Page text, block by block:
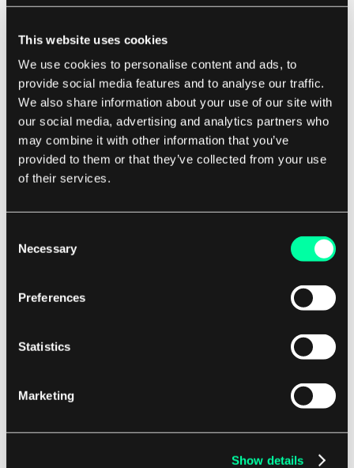
This website uses cookies
We use cookies to personalise content and ads, to
provide social media features and to analyse our traffic.
We also share information about your use of our site with
our social media, advertising and analytics partners who
may combine it with other information that you’ve
provided to them or that they’ve collected from your use
of their services.
Selection
Necessary
Preferences
Statistics
Marketing
Show details
klarer und zugänglicher Datenschutzrichtlinien
und Nutzungsbedingungen.
Indem Organisationen proaktiv Bedenken und
Probleme im Zusammenhang mit Datenschutz
und Sicherheit ansprechen, können sie Vertrauen
bei ihren Benutzern aufbauen und ihr
Engagement für den Schutz ihrer Informationen
demonstrieren. Letztendlich ist digitales
Vertrauen entscheidend für die Förderung einer
Benutzer.
Wenn Einzelpersonen das Gefühl haben, dass
behandelt werden, sind sie eher bereit, mit
digitalen Plattformen und Dienstleistungen zu
interagieren, was zu erhöhter Kundenloyalität
Durch die Priorisierung von digitalem Vertrauen